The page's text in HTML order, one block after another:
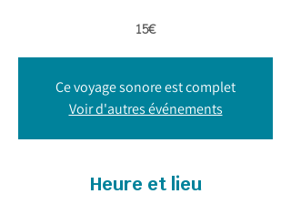
15€
Ce voyage sonore est complet
Voir d'autres événements
Heure et lieu